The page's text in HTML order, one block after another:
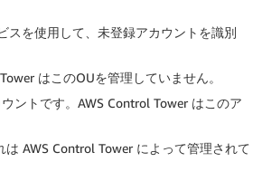
スを使用して、未登録アカウントを識別
はこのOUを管理していません。
ントです。AWS Control Tower はこのア
AWS Control Tower によって管理されて